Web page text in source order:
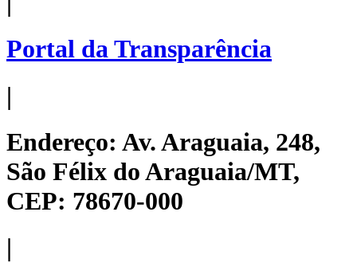
Portal da Transparência
|
Endereço: Av. Araguaia, 248,
São Félix do Araguaia/MT,
CEP: 78670-000
|